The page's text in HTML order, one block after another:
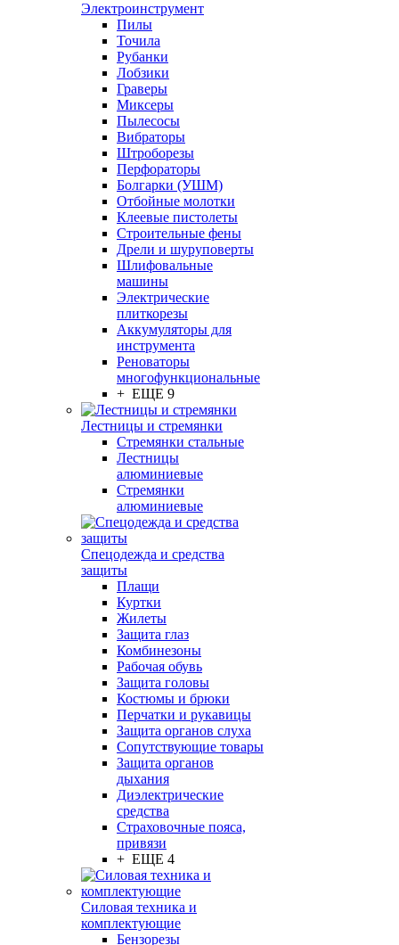
Электроинструмент
Пилы
Точила
Рубанки
Лобзики
Граверы
Миксеры
Пылесосы
Вибраторы
Штроборезы
Перфораторы
Болгарки (УШМ)
Отбойные молотки
Клеевые пистолеты
Строительные фены
Дрели и шуруповерты
Шлифовальные
машины
Электрические
плиткорезы
Аккумуляторы для
инструмента
Реноваторы
многофункциональные
+ ЕЩЕ 9
Лестницы и стремянки
Стремянки стальные
Лестницы
алюминиевые
Стремянки
алюминиевые
Спецодежда и средства
защиты
Плащи
Куртки
Жилеты
Защита глаз
Комбинезоны
Рабочая обувь
Защита головы
Костюмы и брюки
Перчатки и рукавицы
Защита органов слуха
Сопутствующие товары
Защита органов
дыхания
Диэлектрические
средства
Страховочные пояса,
привязи
+ ЕЩЕ 4
Силовая техника и
комплектующие
Бензорезы